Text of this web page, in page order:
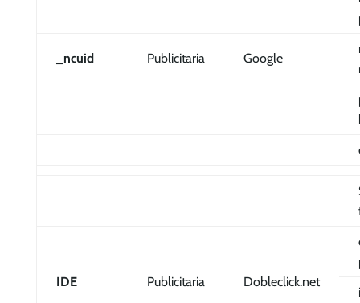
_ncuid Publicitaria Google
IDE Publicitaria Dobleclick.net